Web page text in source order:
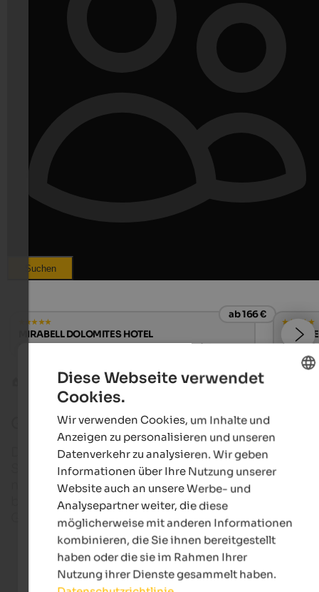
Suchen
ab 166 €
MIRABELL DOLOMITES HOTEL
Luxury . Ayurveda & SPA | Olang am Kronplatz
Golfurlaub in Südtirol Petersberg
Golfclub Petersberg
Die Gipfel von Latemar und Rosengarten, die die
Südtiroler Urlaubsregion Eggental einrahmen, sind
nicht nur begehrte Ziele für Bergsportler, sondern
bilden auch eine überwältigende Kulisse für den
Golfplatz in Petersberg.
Golfhotels in Südtirol
GERMAN
Diese Webseite verwendet
Cookies.
Wir verwenden Cookies, um Inhalte und
Anzeigen zu personalisieren und unseren
Datenverkehr zu analysieren. Wir geben
Informationen über Ihre Nutzung unserer
Website auch an unsere Werbe- und
Analysepartner weiter, die diese
möglicherweise mit anderen Informationen
kombinieren, die Sie ihnen bereitgestellt
haben oder die sie im Rahmen Ihrer
Nutzung ihrer Dienste gesammelt haben.